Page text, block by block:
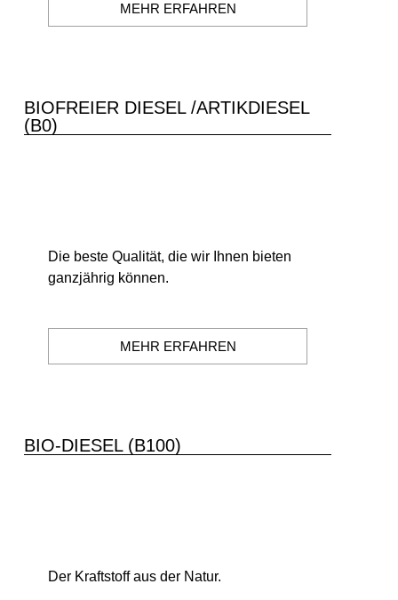
MEHR ERFAHREN
BIOFREIER DIESEL /ARTIKDIESEL
(B0)
Die beste Qualität, die wir Ihnen bieten
ganzjährig können.
MEHR ERFAHREN
BIO-DIESEL (B100)
Der Kraftstoff aus der Natur.